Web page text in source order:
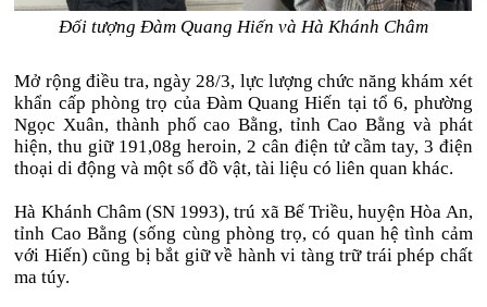
Đối tượng Đàm Quang Hiến và Hà Khánh Châm
Mở rộng điều tra, ngày 28/3, lực lượng chức năng khám xét
khẩn cấp phòng trọ của Đàm Quang Hiến tại tổ 6, phường
Ngọc Xuân, thành phố cao Bằng, tỉnh Cao Bằng và phát
hiện, thu giữ 191,08g heroin, 2 cân điện tử cầm tay, 3 điện
thoại di động và một số đồ vật, tài liệu có liên quan khác.
Hà Khánh Châm (SN 1993), trú xã Bế Triều, huyện Hòa An,
tỉnh Cao Bằng (sống cùng phòng trọ, có quan hệ tình cảm
với Hiến) cũng bị bắt giữ về hành vi tàng trữ trái phép chất
ma túy.